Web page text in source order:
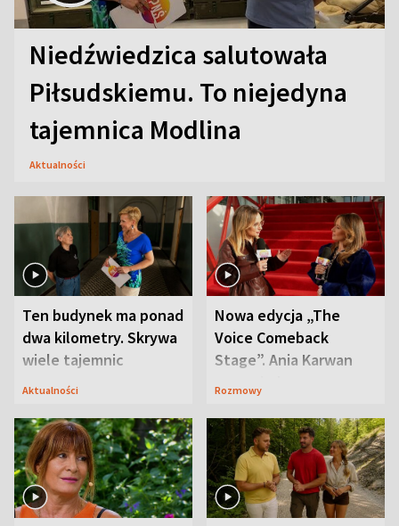
Niedźwiedzica salutowała
Piłsudskiemu. To niejedyna
tajemnica Modlina
Aktualności
Ten budynek ma ponad
dwa kilometry. Skrywa
wiele tajemnic
Aktualności
Nowa edycja „The
Voice Comeback
Stage”. Ania Karwan
zapowiada
Rozmowy